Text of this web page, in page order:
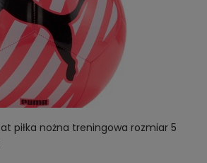
piłka nożna treningowa rozmiar 5